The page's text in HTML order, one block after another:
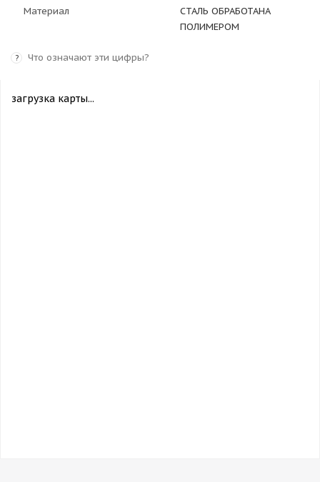
Материал
СТАЛЬ ОБРАБОТАНА
ПОЛИМЕРОМ
? Что означают эти цифры?
загрузка карты...